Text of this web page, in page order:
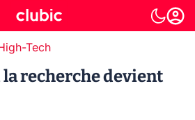
Tech
la recherche devient